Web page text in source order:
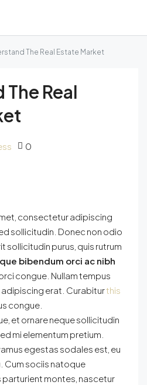
The Real Estate Market
Real
0
consectetur adipiscing
sollicitudin. Donec non odio
sollicitudin purus, quis rutrum
bibendum orci ac nibh
congue. Nullam tempus
erat. Curabiturthis
congue.
et ornare neque sollicitudin
mi elementum pretium.
egestas sodales est, eu
Cum sociis natoque
montes, nascetur